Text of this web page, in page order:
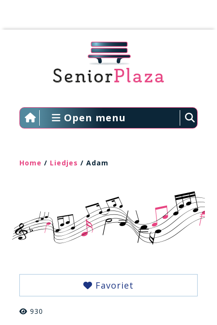
Open menu
Home / Liedjes / Adam
Favoriet
930